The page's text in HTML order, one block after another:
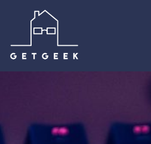
Hoppa
till
innehåll